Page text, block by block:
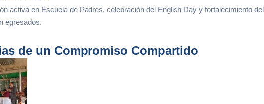
activa en Escuela de Padres, celebración del English Day y fortalecimiento del
egresados.
de un Compromiso Compartido